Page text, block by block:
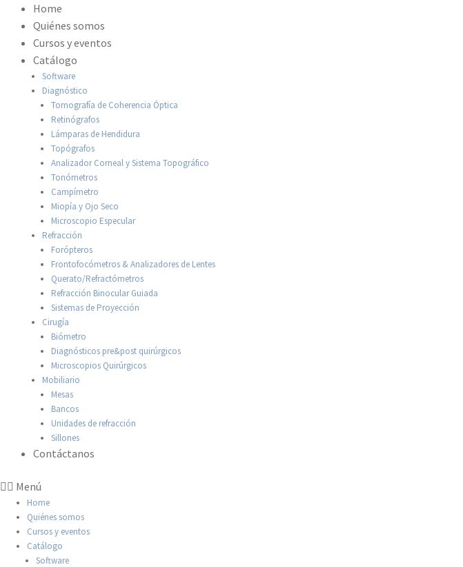
Home
Quiénes somos
Cursos y eventos
Catálogo
Software
Diagnóstico
Tomografía de Coherencia Óptica
Retinógrafos
Lámparas de Hendidura
Topógrafos
Analizador Corneal y Sistema Topográfico
Tonómetros
Campímetro
Miopía y Ojo Seco
Microscopio Especular
Refracción
Forópteros
Frontofocómetros & Analizadores de Lentes
Querato/Refractómetros
Refracción Binocular Guiada
Sistemas de Proyección
Cirugía
Biómetro
Diagnósticos pre&post quirúrgicos
Microscopios Quirúrgicos
Mobiliario
Mesas
Bancos
Unidades de refracción
Sillones
Contáctanos
Menú
Home
Quiénes somos
Cursos y eventos
Catálogo
Software